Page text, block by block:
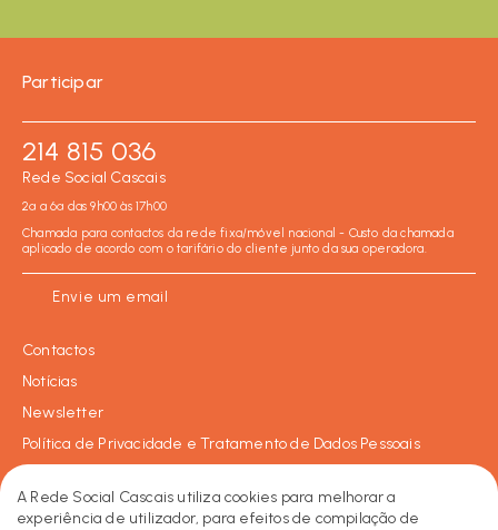
Participar
214 815 036
Rede Social Cascais
2ª a 6ª das 9h00 às 17h00
Chamada para contactos da rede fixa/móvel nacional - Custo da chamada
aplicado de acordo com o tarifário do cliente junto da sua operadora.
Envie um email
Contactos
Notícias
Newsletter
Política de Privacidade e Tratamento de Dados Pessoais
A Rede Social Cascais utiliza cookies para melhorar a
experiência de utilizador, para efeitos de compilação de